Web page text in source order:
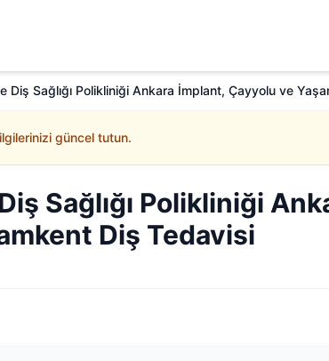
Diş Sağlığı Polikliniği Ankara İmplant, Çayyolu ve
güncel tutun.
Sağlığı Polikliniği
Diş Tedavisi